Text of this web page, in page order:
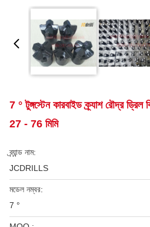
7 ° টুঙ্গস্টেন কারবাইড ক্র্যাশ রৌদ্র ড্রিল
27 - 76 মিমি
ব্র্যান্ড নাম:
JCDRILLS
মডেল নম্বর:
7 °